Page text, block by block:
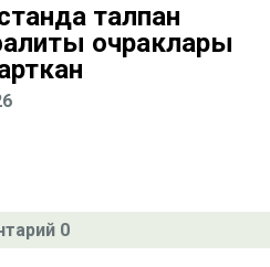
талпан
очраклары
0